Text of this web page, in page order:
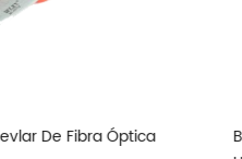
Bolígrafo